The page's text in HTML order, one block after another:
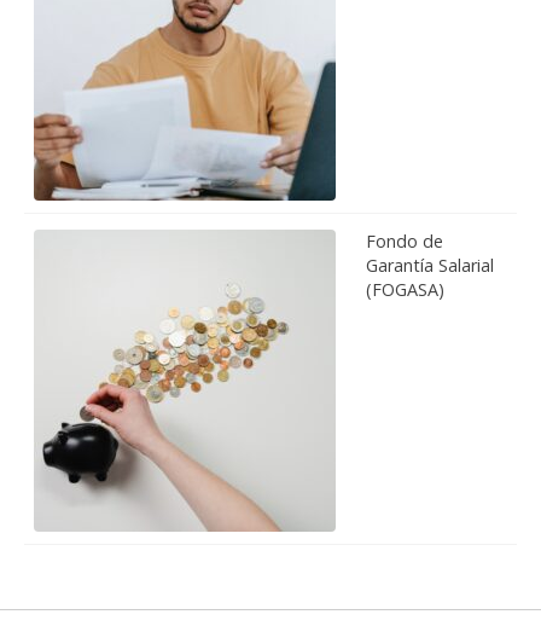
Fondo de
Garantía Salarial
(FOGASA)